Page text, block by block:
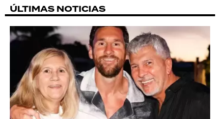
ÚLTIMAS NOTICIAS